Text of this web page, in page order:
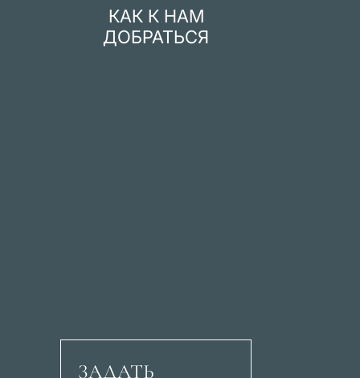
КАК К НАМ
ДОБРАТЬСЯ
ЗАДАТЬ